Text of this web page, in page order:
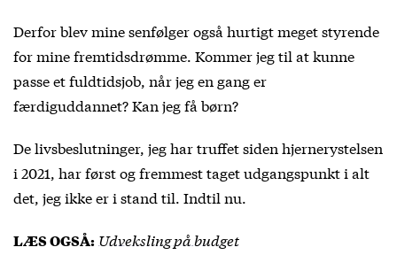
Derfor blev mine senfølger også hurtigt meget styrende
for mine fremtidsdrømme. Kommer jeg til at kunne
passe et fuldtidsjob, når jeg en gang er
færdiguddannet? Kan jeg få børn?
De livsbeslutninger, jeg har truffet siden hjernerystelsen
i 2021, har først og fremmest taget udgangspunkt i alt
det, jeg ikke er i stand til. Indtil nu.
LÆS OGSÅ: Udveksling på budget